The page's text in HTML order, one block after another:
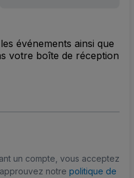
événements ainsi que
votre boîte de réception
un compte, vous acceptez
notre politique de